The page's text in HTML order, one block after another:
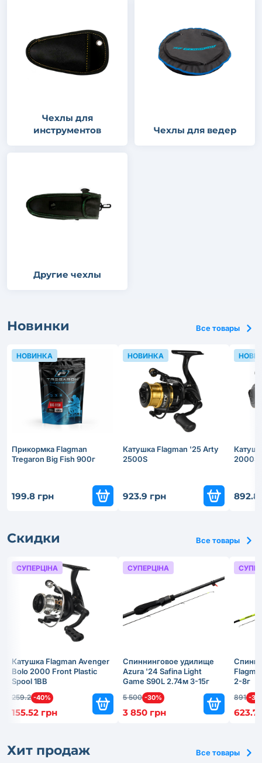
Чехлы для
инструментов
Чехлы для ведер
Другие чехлы
Новинки Все товары
Прикормка Flagman
Tregaron Big Fish 900г
199.8 грн
НОВИНКА
Катушка Flagman '25 Arty
2500S
923.9 грн
НОВИНКА
2000S
892.8
Скидки Все товары
Катушка Flagman Avenger
Bolo 2000 Front Plastic
Spool 1BB
259.2 -40%
155.52 грн
СУПЕРЦІНА
Спиннинговое удилище
Azura '24 Safina Light
Game S90L 2.74м 3-15г
5 500 -30%
3 850 грн
СУПЕРЦІНА
2-8г
891 -
623.7
Хит продаж Все товары